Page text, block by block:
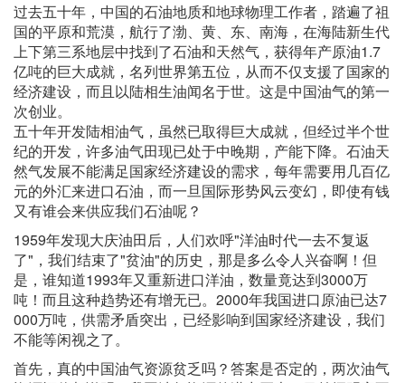
过去五十年，中国的石油地质和地球物理工作者，踏遍了祖
国的平原和荒漠，航行了渤、黄、东、南海，在海陆新生代
上下第三系地层中找到了石油和天然气，获得年产原油1.7
亿吨的巨大成就，名列世界第五位，从而不仅支援了国家的
经济建设，而且以陆相生油闻名于世。这是中国油气的第一
次创业。
五十年开发陆相油气，虽然已取得巨大成就，但经过半个世
纪的开发，许多油气田现已处于中晚期，产能下降。石油天
然气发展不能满足国家经济建设的需求，每年需要用几百亿
元的外汇来进口石油，而一旦国际形势风云变幻，即使有钱
又有谁会来供应我们石油呢？
1959年发现大庆油田后，人们欢呼"洋油时代一去不复返
了"，我们结束了"贫油"的历史，那是多么令人兴奋啊！但
是，谁知道1993年又重新进口洋油，数量竟达到3000万
吨！而且这种趋势还有增无已。2000年我国进口原油已达7
000万吨，供需矛盾突出，已经影响到国家经济建设，我们
不能等闲视之了。
首先，真的中国油气资源贫乏吗？答案是否定的，两次油气